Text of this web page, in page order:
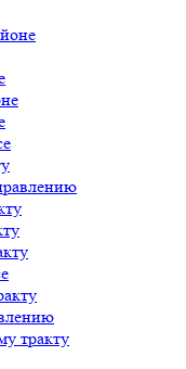
тракту